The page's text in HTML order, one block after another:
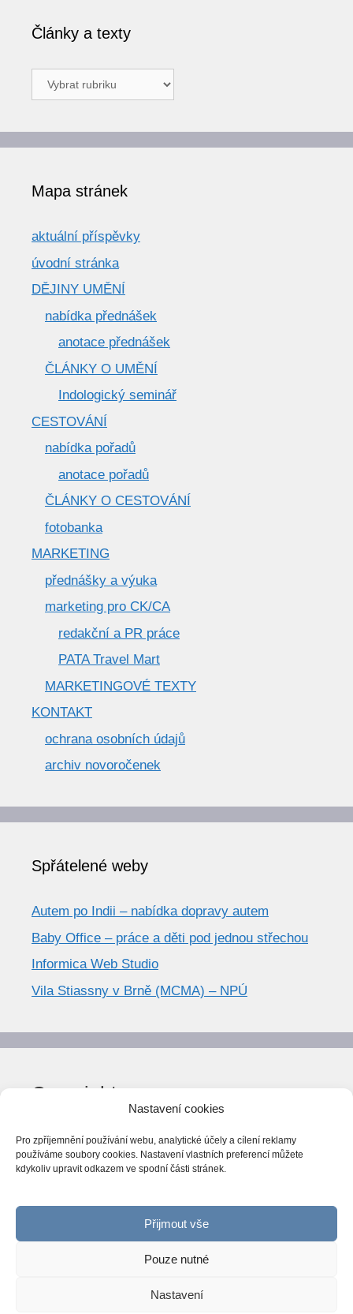
Nastavení cookies
Pro zpříjemnění používání webu, analytické účely a cílení reklamy
používáme soubory cookies. Nastavení vlastních preferencí můžete
kdykoliv upravit odkazem ve spodní části stránek.
Přijmout vše
Pouze nutné
Nastavení
Články a texty
Články
a
Mapa stránek
aktuální příspěvky
úvodní stránka
DĚJINY UMĚNÍ
nabídka přednášek
anotace přednášek
ČLÁNKY O UMĚNÍ
Indologický seminář
CESTOVÁNÍ
nabídka pořadů
anotace pořadů
ČLÁNKY O CESTOVÁNÍ
fotobanka
MARKETING
přednášky a výuka
marketing pro CK/CA
redakční a PR práce
PATA Travel Mart
MARKETINGOVÉ TEXTY
KONTAKT
ochrana osobních údajů
archiv novoročenek
Spřátelené weby
Autem po Indii – nabídka dopravy autem
Baby Office – práce a děti pod jednou střechou
Informica Web Studio
Vila Stiassny v Brně (MCMA) – NPÚ
Copyright
© World Trend 2014-2026
Všechna práva vyhrazena.
CC BY-NC 4.0
ováno Národní knihovnou ČR